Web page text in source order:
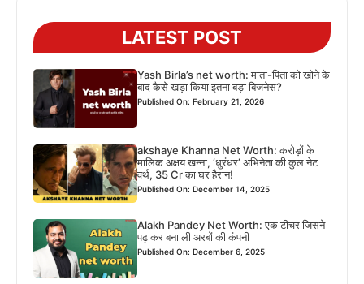
LATEST POST
Yash Birla’s net worth: माता-पिता को खोने के
बाद कैसे खड़ा किया इतना बड़ा बिजनेस?
Published On: February 21, 2026
akshaye Khanna Net Worth: करोड़ों के
मालिक अक्षय खन्ना, ‘धुरंधर’ अभिनेता की कुल नेट
वर्थ, 35 Cr का घर हैरान!
Published On: December 14, 2025
Alakh Pandey Net Worth: एक टीचर जिसने
पढ़ाकर बना ली अरबों की कंपनी
Published On: December 6, 2025